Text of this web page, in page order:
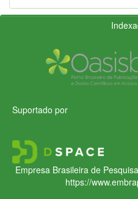
Suportado por
Empresa Brasileira de
https://